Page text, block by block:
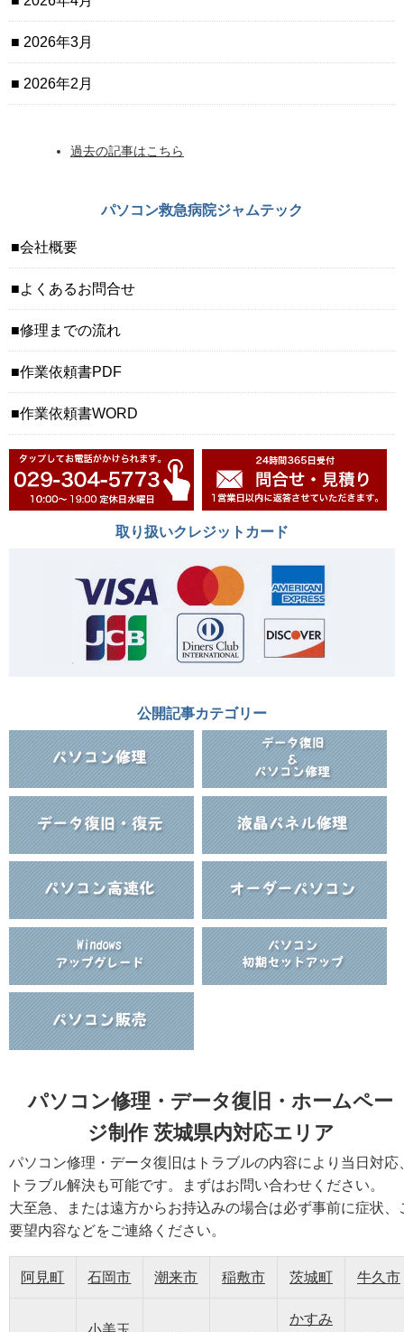
2026年3月
2026年2月
過去の記事はこちら
パソコン救急病院ジャムテック
会社概要
よくあるお問合せ
修理までの流れ
作業依頼書PDF
作業依頼書WORD
取り扱いクレジットカード
公開記事カテゴリー
パソコン修理・データ復旧・ホームペー
ジ制作 茨城県内対応エリア
パソコン修理・データ復旧はトラブルの内容により当日対応
トラブル解決も可能です。まずはお問い合わせください。
大至急、または遠方からお持込みの場合は必ず事前に症状、
要望内容などをご連絡ください。
阿見町 石岡市 潮来市 稲敷市 茨城町 牛久市
かすみ